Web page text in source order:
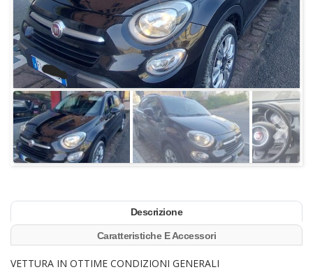
Descrizione
Caratteristiche E Accessori
VETTURA IN OTTIME CONDIZIONI GENERALI